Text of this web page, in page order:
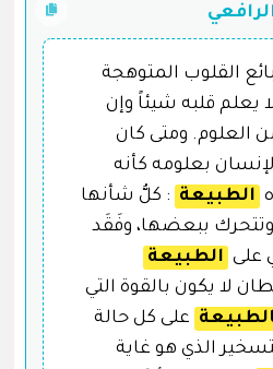
القلوب المتوهجة
يعلم قلبه شيئاً وإن
العلوم. ومتى كان
بعلومه كأنه
الطبيعة : كلُّ شأنها
ببعضها، وفَقَد
على الطبيعة
لا يكون بالقوة التي
على كل حالة
الذي هو غاية